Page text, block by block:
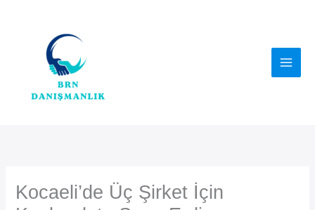
Kocaeli’de Üç Şirket İçin